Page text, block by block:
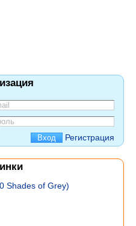
Регистрация
Shades of Grey)